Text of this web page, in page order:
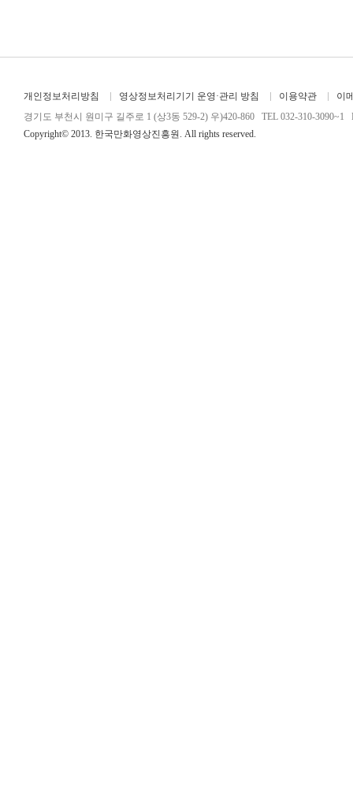
개인정보처리방침 영상정보처리기기 운영·관리 방침 이용약관
이
경기도 부천시 원미구 길주로 1 (상3동 529-2) 우)420-860 TEL 032-310-3090~1
Copyright© 2013. 한국만화영상진흥원. All rights reserved.